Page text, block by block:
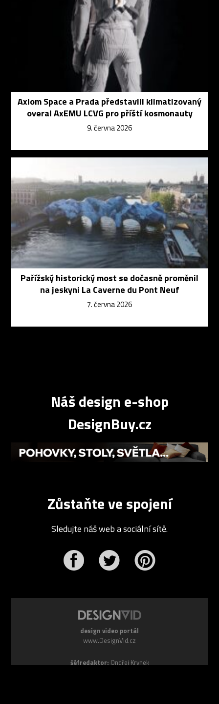
Axiom Space a Prada představili klimatizovaný
overal AxEMU LCVG pro příští kosmonauty
9. června 2026
Pařížský historický most se dočasně proměnil
na jeskyni La Caverne du Pont Neuf
7. června 2026
Náš design e-shop
DesignBuy.cz
Zůstaňte ve spojení
Sledujte náš web a sociální sítě.
design video portál
www.DesignVid.cz
šéfredaktor: Ondřej Krynek